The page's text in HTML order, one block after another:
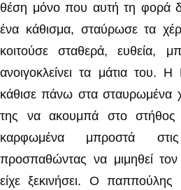
θέση μόνο που αυτή τη φορά
ένα κάθισμα, σταύρωσε τα
κοιτούσε σταθερά, ευθεία,
ανοιγοκλείνει τα μάτια του.
κάθισε πάνω στα σταυρωμένα
της να ακουμπά στο στήθος
καρφωμένα μπροστά στις
προσπαθώντας να μιμηθεί
είχε ξεκινήσει. Ο